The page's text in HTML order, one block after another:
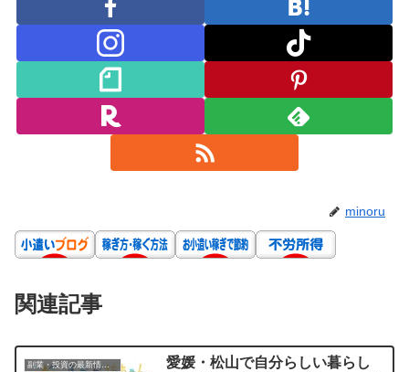
minoru
関連記事
副業・投資の最新情報まとめ
愛媛・松山で自分らしい暮らし